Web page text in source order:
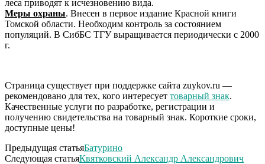
леса приводят к исчезновению вида.
Меры охраны. Внесен в первое издание Красной книги
Томской области. Необходим контроль за состоянием
популяций. В СибБС ТГУ выращивается периодически с 2000
г.
Страница существует при поддержке сайта zuykov.ru —
рекомендовано для тех, кого интересует товарный знак.
Качественные услуги по разработке, регистрации и
получению свидетельства на товарный знак. Короткие сроки,
доступные цены!
Предыдущая статьяБатурино
Следующая статьяКвятковский Александр Александрович